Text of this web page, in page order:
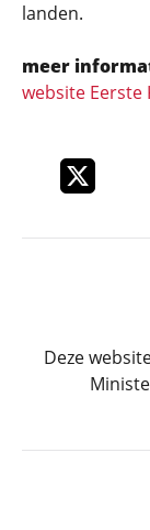
landen.
meer
website Eerste
Deel dit
Deze